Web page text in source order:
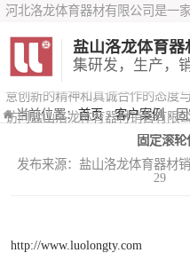
河北洛龙体育器材有限公司是一
*训练器材、400米障碍器材、军
练器材，咨询攀岩墙价格？在线
意创新的精神和真诚合作的态度
访问盐山洛龙体育器材销售有限
盐山洛龙体育器
当前位置：首页›客户案例› 固
固定滚
发布来源：盐山洛龙体育器
29
http://www.luolongty.com
200米障碍器材
心理行为训练器
警犬训练器材